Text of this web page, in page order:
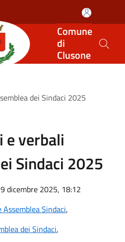
Comune
di
Clusone
dei Sindaci 2025
e verbali
Sindaci 2025
dicembre 2025, 18:12
Sindaci,
dei Sindaci,